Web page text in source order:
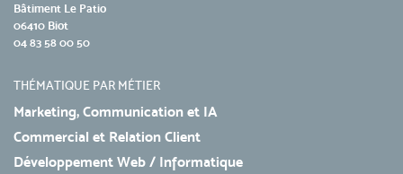
Bâtiment Le Patio
06410 Biot
04 83 58 00 50
THÉMATIQUE PAR MÉTIER
Marketing, Communication et IA
Commercial et Relation Client
Développement Web / Informatique